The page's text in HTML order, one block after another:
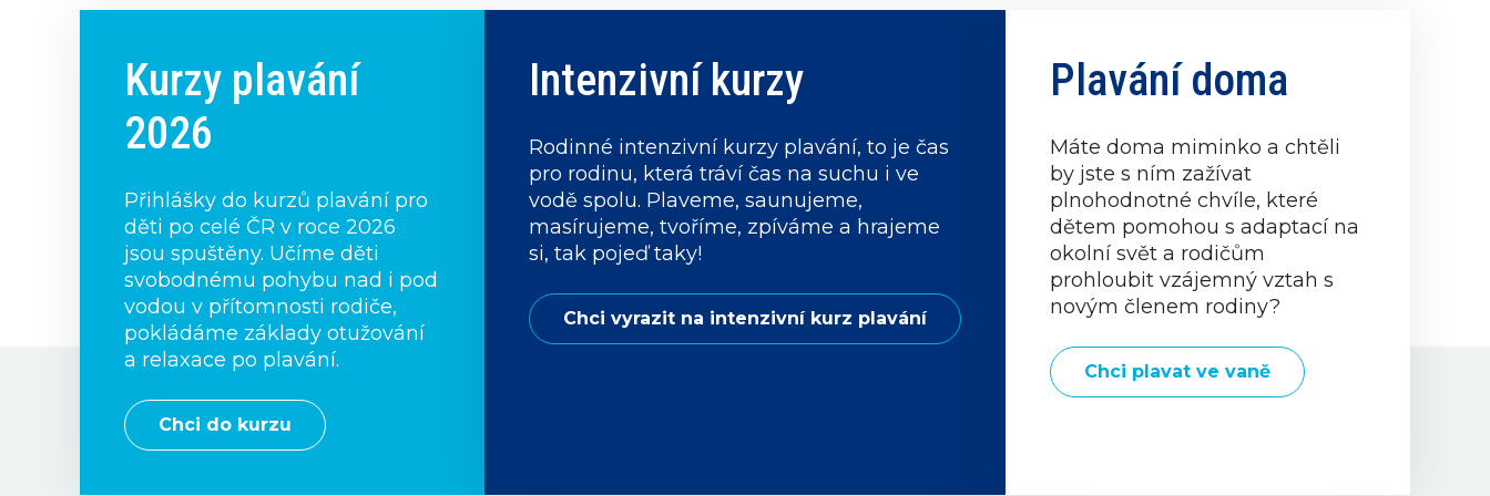
Kurzy plavání
2026
Přihlášky do kurzů plavání pro
děti po celé ČR v roce 2026
jsou spuštěny. Učíme děti
svobodnému pohybu nad i pod
vodou v přítomnosti rodiče,
pokládáme základy otužování
a relaxace po plavání.
Chci do kurzu
Intenzivní kurzy
Rodinné intenzivní kurzy plavání, to je čas
pro rodinu, která tráví čas na suchu i ve
vodě spolu. Plaveme, saunujeme,
masírujeme, tvoříme, zpíváme a hrajeme
si, tak pojeď taky!
Chci vyrazit na intenzivní kurz plavání
Plavání doma
Máte doma miminko a chtěli
by jste s ním zažívat
plnohodnotné chvíle, které
dětem pomohou s adaptací na
okolní svět a rodičům
prohloubit vzájemný vztah s
novým členem rodiny?
Chci plavat ve vaně